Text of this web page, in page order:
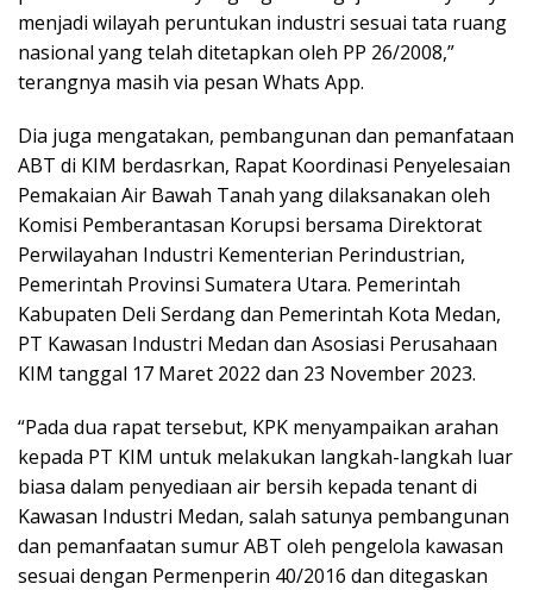
menjadi wilayah peruntukan industri sesuai tata ruang
nasional yang telah ditetapkan oleh PP 26/2008,”
terangnya masih via pesan Whats App.
Dia juga mengatakan, pembangunan dan pemanfataan
ABT di KIM berdasrkan, Rapat Koordinasi Penyelesaian
Pemakaian Air Bawah Tanah yang dilaksanakan oleh
Komisi Pemberantasan Korupsi bersama Direktorat
Perwilayahan Industri Kementerian Perindustrian,
Pemerintah Provinsi Sumatera Utara. Pemerintah
Kabupaten Deli Serdang dan Pemerintah Kota Medan,
PT Kawasan Industri Medan dan Asosiasi Perusahaan
KIM tanggal 17 Maret 2022 dan 23 November 2023.
“Pada dua rapat tersebut, KPK menyampaikan arahan
kepada PT KIM untuk melakukan langkah-langkah luar
biasa dalam penyediaan air bersih kepada tenant di
Kawasan Industri Medan, salah satunya pembangunan
dan pemanfaatan sumur ABT oleh pengelola kawasan
sesuai dengan Permenperin 40/2016 dan ditegaskan